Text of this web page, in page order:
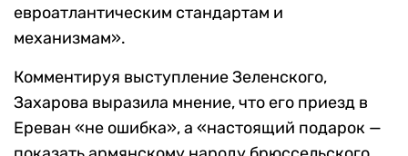
евроатлантическим стандартам и
механизмам».
Комментируя выступление Зеленского,
Захарова выразила мнение, что его приезд в
Ереван «не ошибка», а «настоящий подарок —